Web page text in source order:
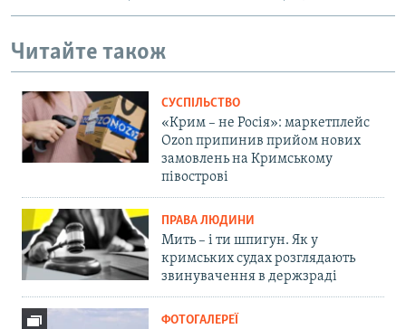
Читайте також
СУСПІЛЬСТВО
«Крим – не Росія»: маркетплейс
Ozon припинив прийом нових
замовлень на Кримському
півострові
ПРАВА ЛЮДИНИ
Мить – і ти шпигун. Як у
кримських судах розглядають
звинувачення в держзраді
ФОТОГАЛЕРЕЇ